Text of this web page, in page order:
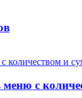
с